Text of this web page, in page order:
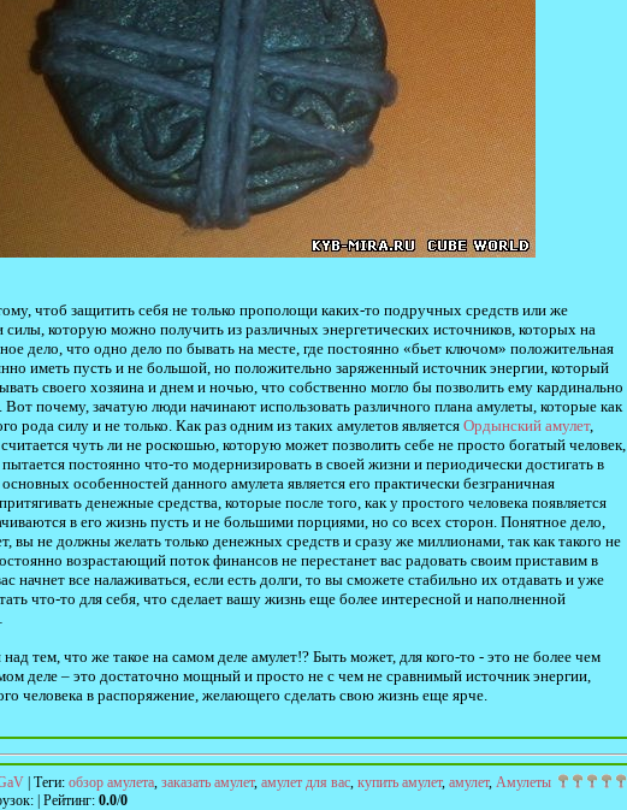
чтоб защитить себя не только прополощи каких-то подручных средств или же
которую можно получить из различных энергетических источников, которых на
дело, что одно дело по бывать на месте, где постоянно «бьет ключом» положительная
иметь пусть и не большой, но положительно заряженный источник энергии, который
своего хозяина и днем и ночью, что собственно могло бы позволить ему кардинально
почему, зачатую люди начинают использовать различного плана амулеты, которые как
рода силу и не только. Как раз одним из таких амулетов является Ордынский амулет,
чуть ли не роскошью, которую может позволить себе не просто богатый человек,
пытается постоянно что-то модернизировать в своей жизни и периодически достигать в
особенностей данного амулета является его практически безграничная
денежные средства, которые после того, как у простого человека появляется
в его жизнь пусть и не большими порциями, но со всех сторон. Понятное дело,
вы не должны желать только денежных средств и сразу же миллионами, так как такого не
возрастающий поток финансов не перестанет вас радовать своим приставим в
начнет все налаживаться, если есть долги, то вы сможете стабильно их отдавать и уже
что-то для себя, что сделает вашу жизнь еще более интересной и наполненной
над тем, что же такое на самом деле амулет!? Быть может, для кого-то - это не более чем
деле – это достаточно мощный и просто не с чем не сравнимый источник энергии,
человека в распоряжение, желающего сделать свою жизнь еще ярче.
Теги: обзор амулета, заказать амулет, амулет для вас, купить амулет, амулет, Амулеты
: Рейтинг: 0.0/0